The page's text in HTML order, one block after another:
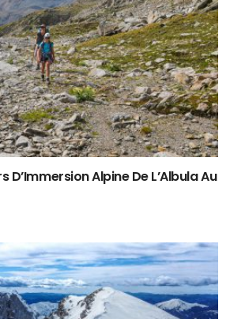
D’Immersion Alpine De L’Albula Au